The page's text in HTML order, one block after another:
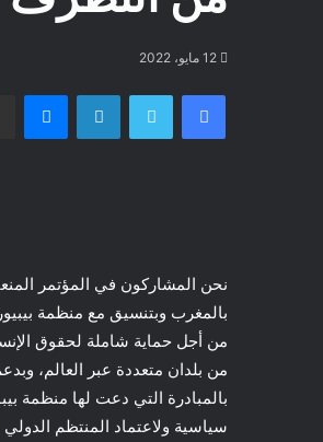
12 مايو، 2022
فيسبوك تويتر لينكدإن
بالمغرب وبتنسيق مع منظمة
من أجل حماية شاملة لحقوق
من بلدان متعددة عبر العالم،
بالمبادرة التي دعت لها منظمة
سياسية ولاعتماد المنتظم الدولي